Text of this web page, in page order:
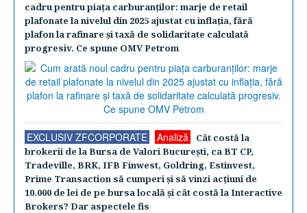
cadru pentru piaţa carburanţilor: marje de retail
plafonate la nivelul din 2025 ajustat cu inflaţia, fără
plafon la rafinare şi taxă de solidaritate calculată
progresiv. Ce spune OMV Petrom
EXCLUSIV ZFCORPORATE Analiză
Cât costă la
brokerii de la Bursa de Valori Bucureşti, ca BT CP,
Tradeville, BRK, IFB Finwest, Goldring, Estinvest,
Prime Transaction să cumperi şi să vinzi acţiuni de
10.000 de lei de pe bursa locală şi cât costă la Interactive
Brokers? Dar aspectele fis